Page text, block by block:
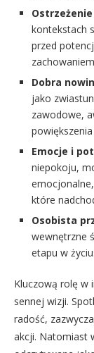
kontekstach
przed
Dobra
jako
zawodowe,
Emocje i
niepokoju,
które
Osobista
wewnętrzne
etapu w życiu.
Kluczową rolę w
sennej wizji.
radość,
akcji. Natomiast